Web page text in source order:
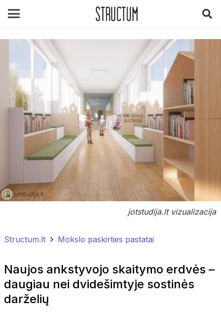
jotstudija.lt vizualizacija
Structum.lt Mokslo paskirties pastatai
Naujos ankstyvojo skaitymo erdvės –
daugiau nei dvidešimtyje sostinės
darželių